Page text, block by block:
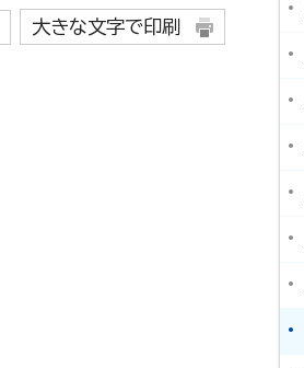
大きな文字で印刷